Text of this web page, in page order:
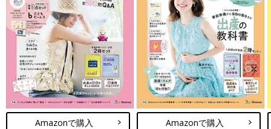
Amazonで購入 Amazonで購入